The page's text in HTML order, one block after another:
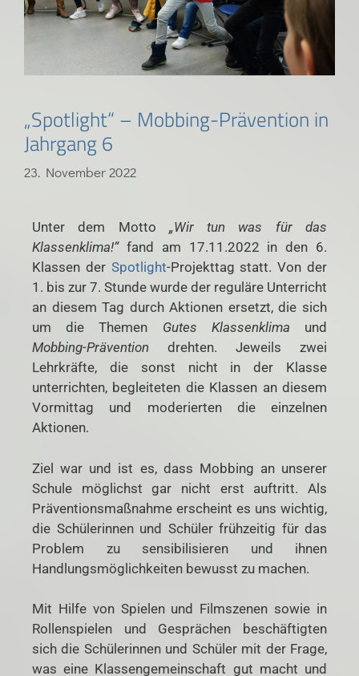
„Spotlight“ – Mobbing-Prävention in
Jahrgang 6
23. November 2022
Unter dem Motto „Wir tun was für das
Klassenklima!“fand am 17.11.2022 in den 6.
Klassen der Spotlight-Projekttag statt. Von der
1. bis zur 7. Stunde wurde der reguläre Unterricht
an diesem Tag durch Aktionen ersetzt, die sich
um die Themen Gutes Klassenklima und
Mobbing-Prävention drehten. Jeweils zwei
Lehrkräfte, die sonst nicht in der Klasse
unterrichten, begleiteten die Klassen an diesem
Vormittag und moderierten die einzelnen
Aktionen.
Ziel war und ist es, dass Mobbing an unserer
Schule möglichst gar nicht erst auftritt. Als
Präventionsmaßnahme erscheint es uns wichtig,
die Schülerinnen und Schüler frühzeitig für das
Problem zu sensibilisieren und ihnen
Handlungsmöglichkeiten bewusst zu machen.
Mit Hilfe von Spielen und Filmszenen sowie in
Rollenspielen und Gesprächen beschäftigten
sich die Schülerinnen und Schüler mit der Frage,
was eine Klassengemeinschaft gut macht und